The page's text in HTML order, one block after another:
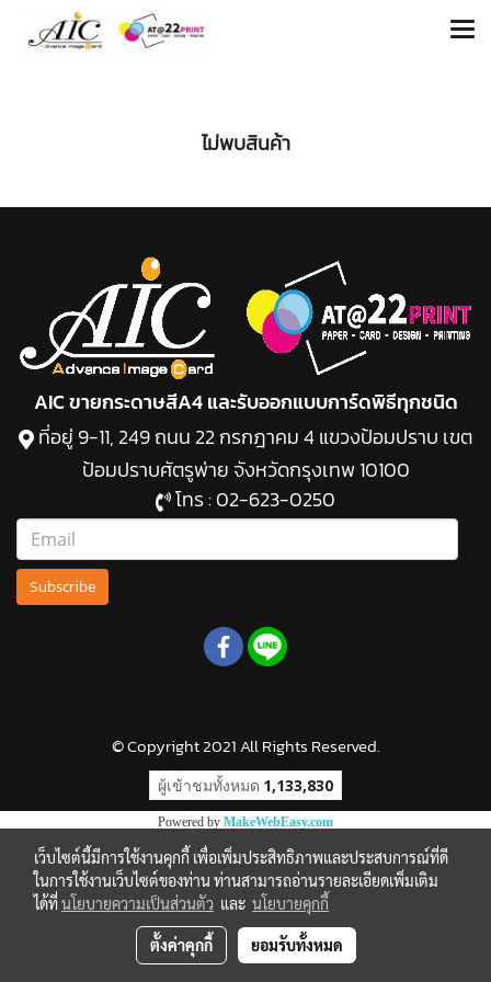
ไม่พบสินค้า
AIC ขายกระดาษสีA4 และรับออกแบบการ์ดพิธีทุกชนิด
ที่อยู่ 9-11, 249 ถนน 22 กรกฎาคม 4 แขวงป้อมปราบ เขต
ป้อมปราบศัตรูพ่าย จังหวัดกรุงเทพ 10100
โทร :02-623-0250
Subscribe
© Copyright 2021 All Rights Reserved.
ผู้เข้าชมทั้งหมด 1,133,830
Powered by MakeWebEasy.com
เว็บไซต์นี้มีการใช้งานคุกกี้ เพื่อเพิ่มประสิทธิภาพและประสบการณ์ที่ดี
ในการใช้งานเว็บไซต์ของท่าน ท่านสามารถอ่านรายละเอียดเพิ่มเติม
ได้ที่นโยบายความเป็นส่วนตัว และ นโยบายคุกกี้
ตั้งค่าคุกกี้ ยอมรับทั้งหมด